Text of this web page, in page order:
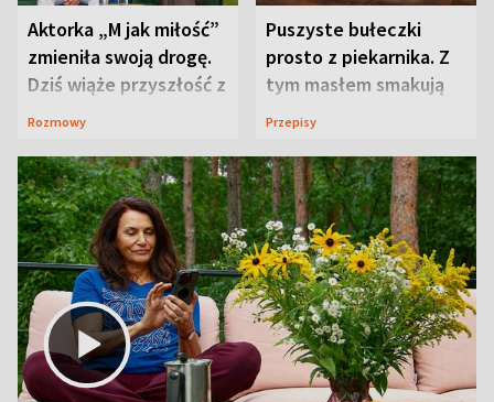
Aktorka „M jak miłość”
zmieniła swoją drogę.
Dziś wiąże przyszłość z
neurobiologią
Rozmowy
Puszyste bułeczki
prosto z piekarnika. Z
tym masłem smakują
jeszcze lepiej
Przepisy